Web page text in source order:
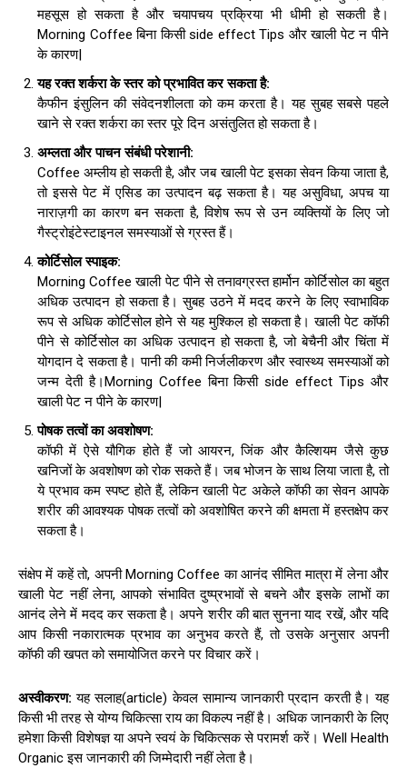
महसूस हो सकता है और चयापचय प्रक्रिया भी धीमी हो सकती है।
Morning Coffee बिना किसी side effect Tips और खाली पेट न पीने
के कारण|
यह रक्त शर्करा के स्तर को प्रभावित कर सकता है:
कैफीन इंसुलिन की संवेदनशीलता को कम करता है। यह सुबह सबसे पहले
खाने से रक्त शर्करा का स्तर पूरे दिन असंतुलित हो सकता है।
अम्लता और पाचन संबंधी परेशानी:
Coffee अम्लीय हो सकती है, और जब खाली पेट इसका सेवन किया जाता है,
तो इससे पेट में एसिड का उत्पादन बढ़ सकता है। यह असुविधा, अपच या
नाराज़गी का कारण बन सकता है, विशेष रूप से उन व्यक्तियों के लिए जो
गैस्ट्रोइंटेस्टाइनल समस्याओं से ग्रस्त हैं।
कोर्टिसोल स्पाइक:
Morning Coffee खाली पेट पीने से तनावग्रस्त हार्मोन कोर्टिसोल का बहुत
अधिक उत्पादन हो सकता है। सुबह उठने में मदद करने के लिए स्वाभाविक
रूप से अधिक कोर्टिसोल होने से यह मुश्किल हो सकता है। खाली पेट कॉफी
पीने से कोर्टिसोल का अधिक उत्पादन हो सकता है, जो बेचैनी और चिंता में
योगदान दे सकता है। पानी की कमी निर्जलीकरण और स्वास्थ्य समस्याओं को
जन्म देती है।Morning Coffee बिना किसी side effect Tips और
खाली पेट न पीने के कारण|
पोषक तत्वों का अवशोषण:
कॉफी में ऐसे यौगिक होते हैं जो आयरन, जिंक और कैल्शियम जैसे कुछ
खनिजों के अवशोषण को रोक सकते हैं। जब भोजन के साथ लिया जाता है, तो
ये प्रभाव कम स्पष्ट होते हैं, लेकिन खाली पेट अकेले कॉफी का सेवन आपके
शरीर की आवश्यक पोषक तत्वों को अवशोषित करने की क्षमता में हस्तक्षेप कर
सकता है।
संक्षेप में कहें तो, अपनी Morning Coffee का आनंद सीमित मात्रा में लेना और
खाली पेट नहीं लेना, आपको संभावित दुष्प्रभावों से बचने और इसके लाभों का
आनंद लेने में मदद कर सकता है। अपने शरीर की बात सुनना याद रखें, और यदि
आप किसी नकारात्मक प्रभाव का अनुभव करते हैं, तो उसके अनुसार अपनी
कॉफी की खपत को समायोजित करने पर विचार करें।
अस्वीकरण: यह सलाह(article) केवल सामान्य जानकारी प्रदान करती है। यह
किसी भी तरह से योग्य चिकित्सा राय का विकल्प नहीं है। अधिक जानकारी के लिए
हमेशा किसी विशेषज्ञ या अपने स्वयं के चिकित्सक से परामर्श करें। Well Health
Organic इस जानकारी की जिम्मेदारी नहीं लेता है।